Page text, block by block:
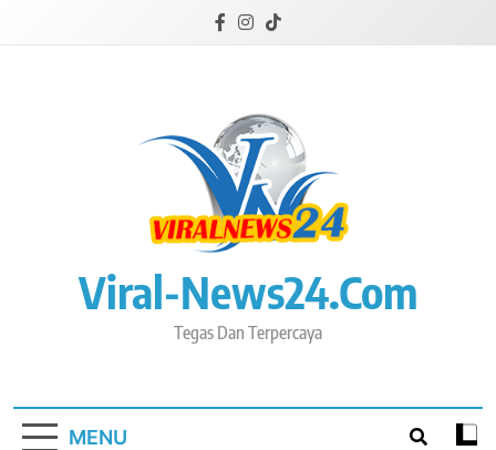
Viral-News24.com
Tegas Dan Terpercaya
MENU